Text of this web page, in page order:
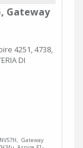
Gateway
4251, 4738,
DI
Gateway